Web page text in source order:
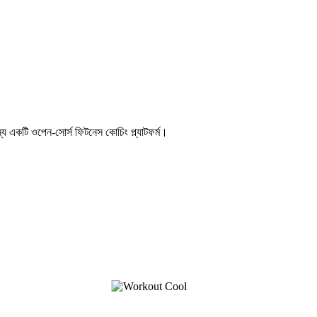
একটি ওপেন-সোর্স ফিটনেস কোচিং প্ল্যাটফর্ম।